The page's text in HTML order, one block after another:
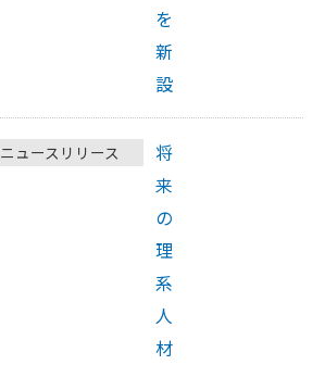
を
新
設
ニュースリリース
将
来
の
理
系
人
材